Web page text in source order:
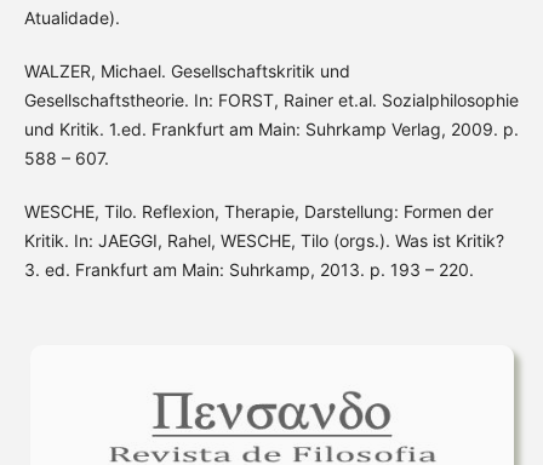
Atualidade).
WALZER, Michael. Gesellschaftskritik und
Gesellschaftstheorie. In: FORST, Rainer et.al. Sozialphilosophie
und Kritik. 1.ed. Frankfurt am Main: Suhrkamp Verlag, 2009. p.
588 – 607.
WESCHE, Tilo. Reflexion, Therapie, Darstellung: Formen der
Kritik. In: JAEGGI, Rahel, WESCHE, Tilo (orgs.). Was ist Kritik?
3. ed. Frankfurt am Main: Suhrkamp, 2013. p. 193 – 220.